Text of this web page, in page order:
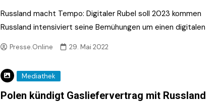
Russland macht Tempo: Digitaler Rubel soll 2023 kommen
Russland intensiviert seine Bemühungen um einen digitalen
Presse.Online 29. Mai 2022
Mediathek
Polen kün­digt Gas­lie­fer­ver­trag mit Russ­land